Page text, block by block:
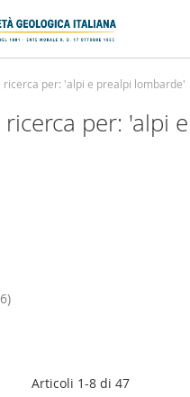
ricerca per: 'alpi e prealpi lombarde'
per: 'alpi
Articoli 1-8di 47
6elemento